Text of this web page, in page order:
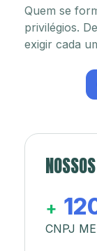
Quem se
privilégios.
exigir cada
+
CNPJ